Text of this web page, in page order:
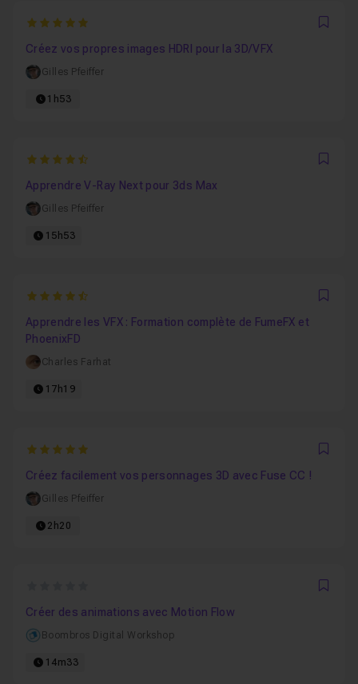
5
Créez vos propres images HDRI pour la 3D/VFX
Gilles Pfeiffer
1h53
4.8333333333333
Apprendre V-Ray Next pour 3ds Max
Gilles Pfeiffer
15h53
4.3333333333333
Apprendre les VFX : Formation complète de FumeFX et
PhoenixFD
Charles Farhat
17h19
5
Créez facilement vos personnages 3D avec Fuse CC !
Gilles Pfeiffer
2h20
Créer des animations avec Motion Flow
Boombros Digital Workshop
14m33